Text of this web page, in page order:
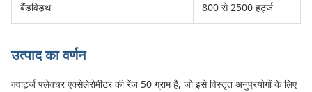
बैंडविड्थ 800 से 2500 हर्ट्ज
उत्पाद का वर्णन
क्वार्ट्ज फ्लेक्चर एक्सेलेरोमीटर की रेंज 50 ग्राम है, जो इसे विस्तृत अनुप्रयोगों के लिए